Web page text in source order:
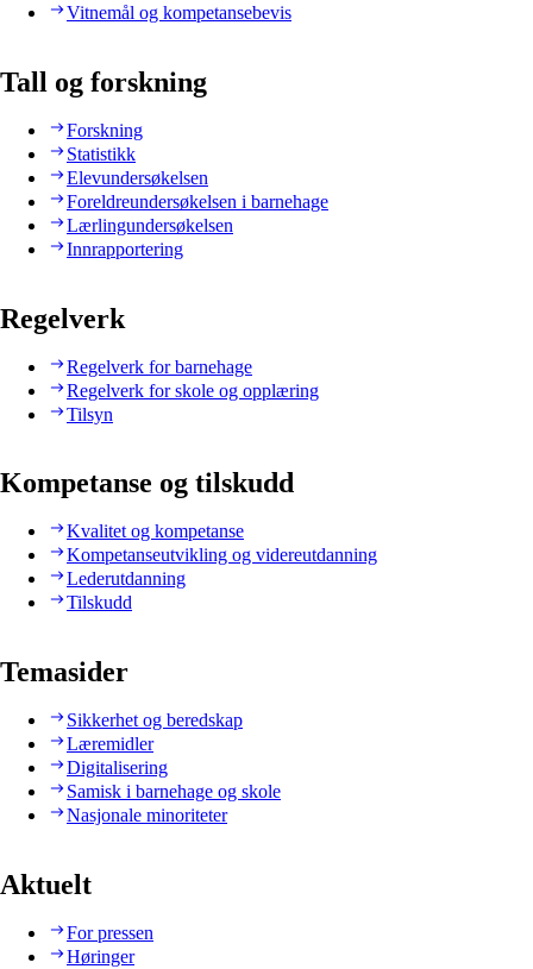
Vitnemål og kompetansebevis
Tall og forskning
Forskning
Statistikk
Elevundersøkelsen
Foreldreundersøkelsen i barnehage
Lærlingundersøkelsen
Innrapportering
Regelverk
Regelverk for barnehage
Regelverk for skole og opplæring
Tilsyn
Kompetanse og tilskudd
Kvalitet og kompetanse
Kompetanseutvikling og videreutdanning
Lederutdanning
Tilskudd
Temasider
Sikkerhet og beredskap
Læremidler
Digitalisering
Samisk i barnehage og skole
Nasjonale minoriteter
Aktuelt
For pressen
Høringer